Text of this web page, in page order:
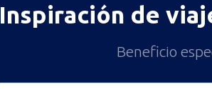
Inspiración de
Beneficio